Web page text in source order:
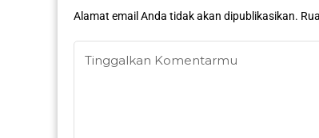
Alamat email Anda tidak akan dipublikasikan.